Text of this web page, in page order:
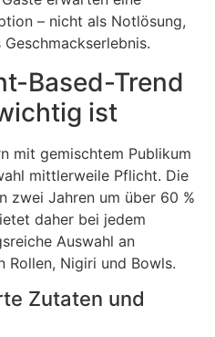
– nicht als Notlösung,
Based-Trend
ist
mit gemischtem Publikum
mittlerweile Pflicht. Die
zwei Jahren um über 60 %
daher bei jedem
Auswahl an
Rollen, Nigiri und Bowls.
Zutaten und